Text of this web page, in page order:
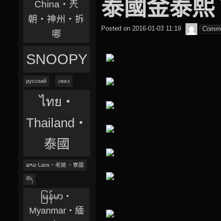
泰國金泰
Posted on 2016-01-03 11:19
China‧兲
朝‧神州‧拆
哪
SNOOPY
русский เพลง
ไทย‧
Thailand‧
泰國
ລາວ‧Laos‧老撾 ‧寮國
བོད
မြန်မာ‧
Myanmar‧緬